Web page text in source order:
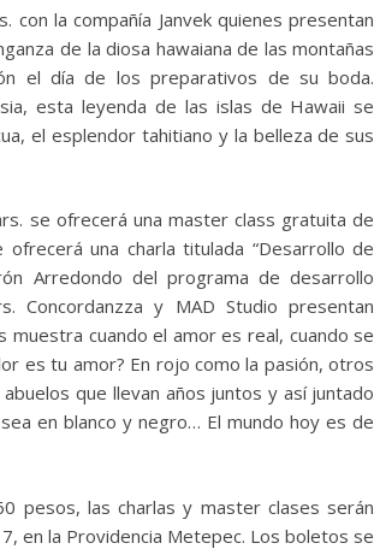
la compañía Janvek quienes presentan
de la diosa hawaiana de las montañas
el día de los preparativos de su boda.
esta leyenda de las islas de Hawaii se
el esplendor tahitiano y la belleza de sus
se ofrecerá una master class gratuita de
una charla titulada “Desarrollo de
Arredondo del programa de desarrollo
Concordanzza y MAD Studio presentan
muestra cuando el amor es real, cuando se
es tu amor? En rojo como la pasión, otros
que llevan años juntos y así juntado
en blanco y negro… El mundo hoy es de
pesos, las charlas y master clases serán
en la Providencia Metepec. Los boletos se